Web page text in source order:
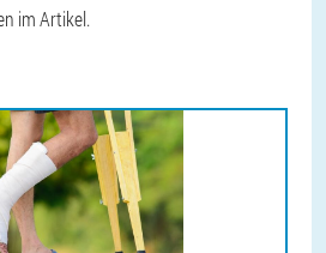
im Artikel.